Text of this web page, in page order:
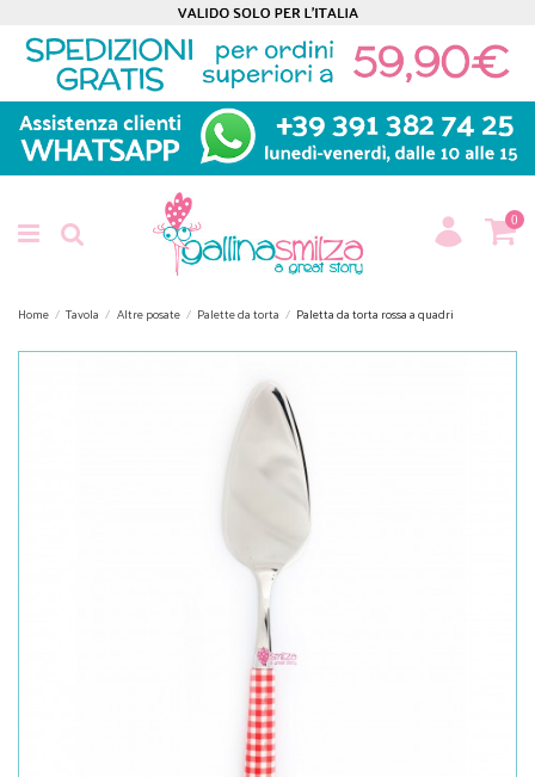
0
Home Tavola Altre posate Palette da torta Paletta da torta rossa a quadri